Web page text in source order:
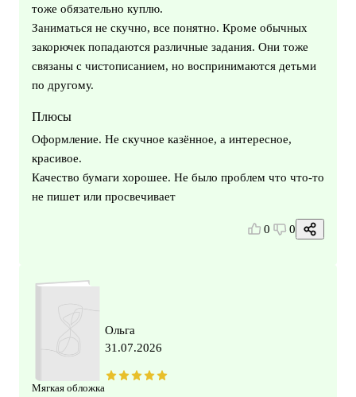
тоже обязательно куплю.
Заниматься не скучно, все понятно. Кроме обычных
закорючек попадаются различные задания. Они тоже
связаны с чистописанием, но воспринимаются детьми
по другому.
Плюсы
Оформление. Не скучное казённое, а интересное,
красивое.
Качество бумаги хорошее. Не было проблем что что-то
не пишет или просвечивает
0 0
Мягкая обложка
Ольга
31.07.2026